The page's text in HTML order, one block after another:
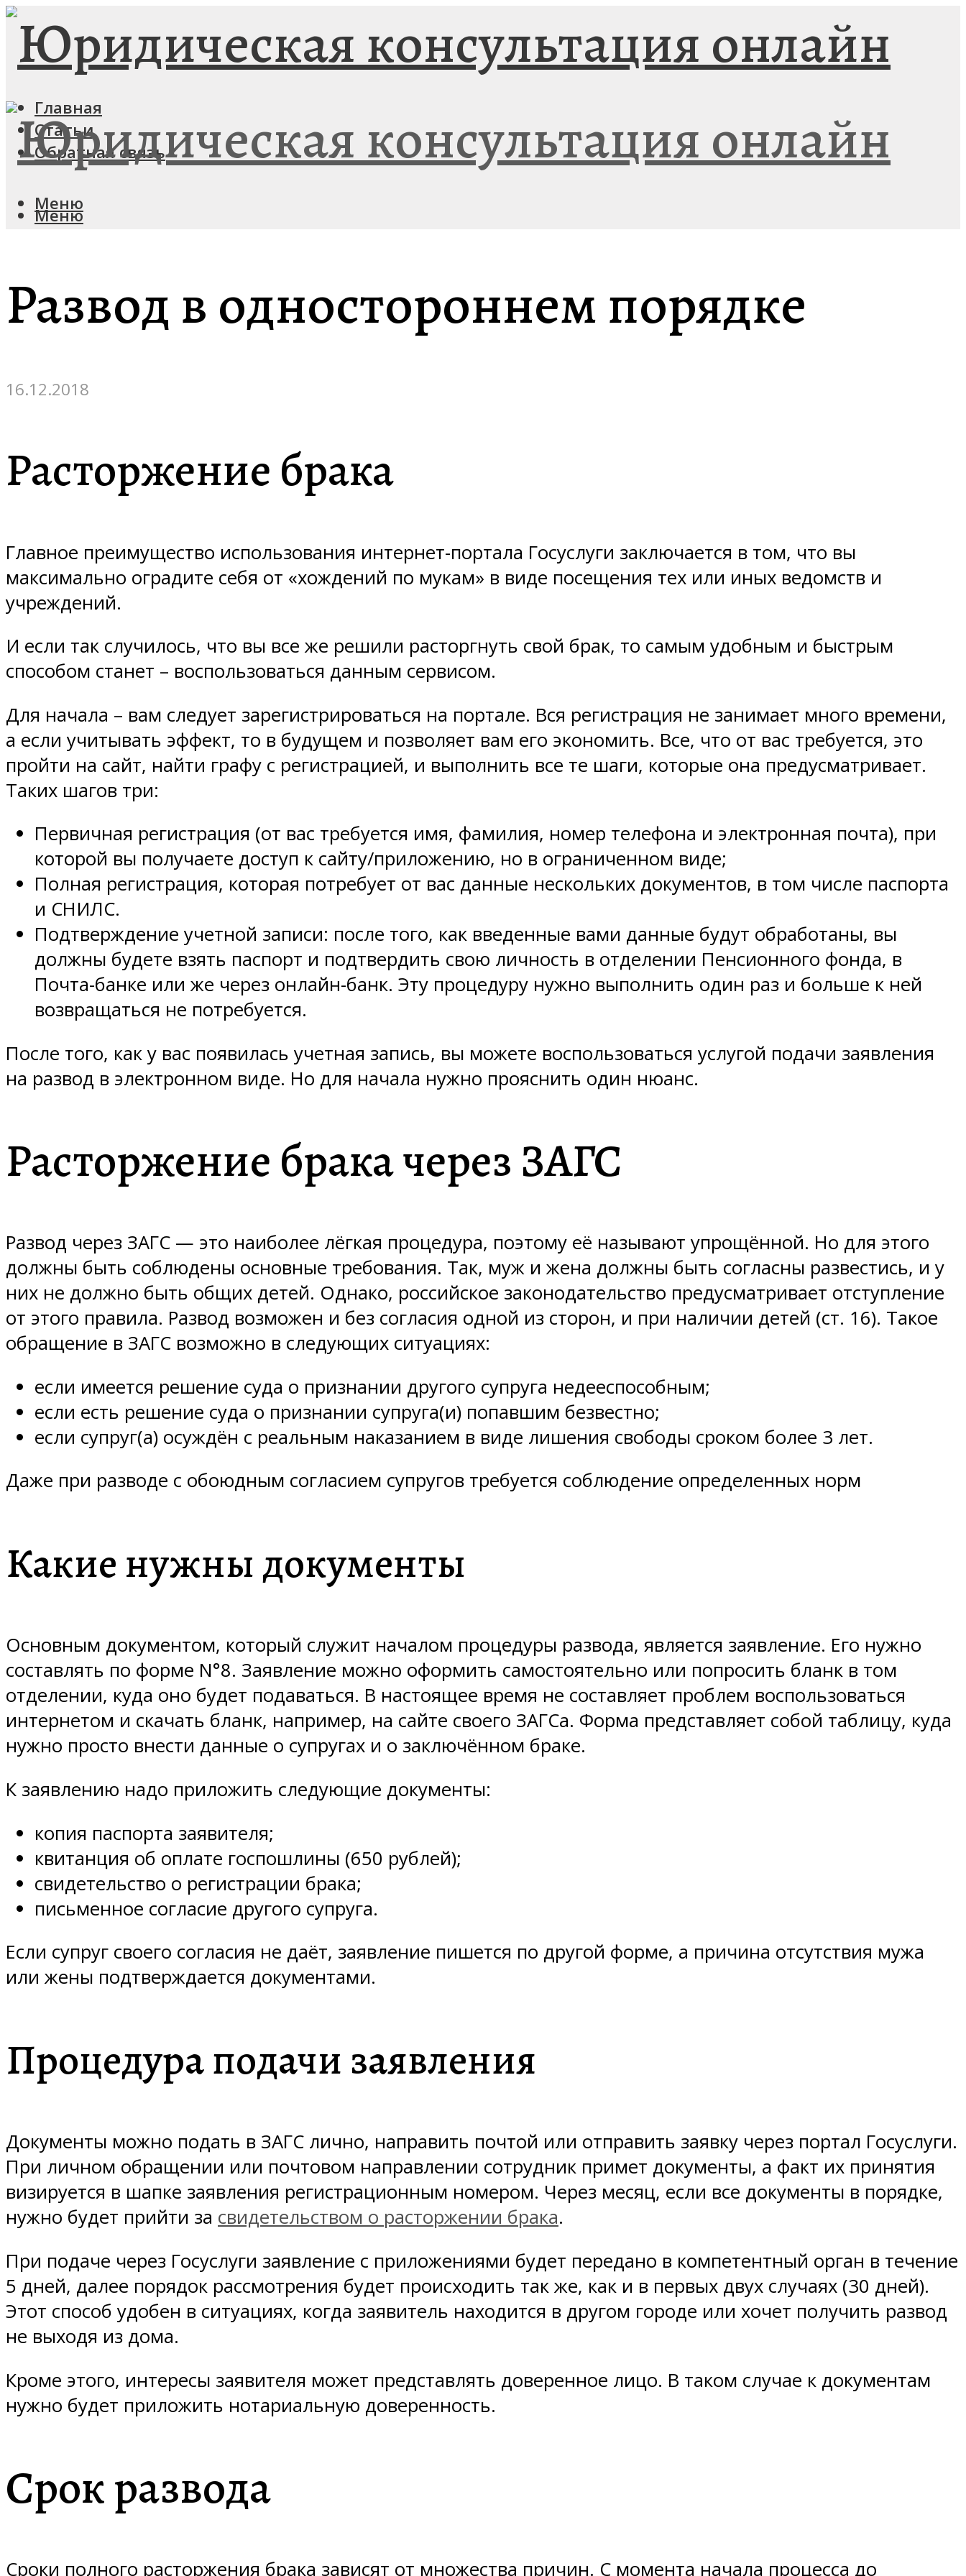
Главная
Статьи
Обратная связь
Меню
Меню
Развод в одностороннем порядке
16.12.2018
Расторжение брака
Главное преимущество использования интернет-портала Госуслуги заключается в том, что вы
максимально оградите себя от «хождений по мукам» в виде посещения тех или иных ведомств и
учреждений.
И если так случилось, что вы все же решили расторгнуть свой брак, то самым удобным и быстрым
способом станет – воспользоваться данным сервисом.
Для начала – вам следует зарегистрироваться на портале. Вся регистрация не занимает много времени,
а если учитывать эффект, то в будущем и позволяет вам его экономить. Все, что от вас требуется, это
пройти на сайт, найти графу с регистрацией, и выполнить все те шаги, которые она предусматривает.
Таких шагов три:
Первичная регистрация (от вас требуется имя, фамилия, номер телефона и электронная почта), при
которой вы получаете доступ к сайту/приложению, но в ограниченном виде;
Полная регистрация, которая потребует от вас данные нескольких документов, в том числе паспорта
и СНИЛС.
Подтверждение учетной записи: после того, как введенные вами данные будут обработаны, вы
должны будете взять паспорт и подтвердить свою личность в отделении Пенсионного фонда, в
Почта-банке или же через онлайн-банк. Эту процедуру нужно выполнить один раз и больше к ней
возвращаться не потребуется.
После того, как у вас появилась учетная запись, вы можете воспользоваться услугой подачи заявления
на развод в электронном виде. Но для начала нужно прояснить один нюанс.
Расторжение брака через ЗАГС
Развод через ЗАГС — это наиболее лёгкая процедура, поэтому её называют упрощённой. Но для этого
должны быть соблюдены основные требования. Так, муж и жена должны быть согласны развестись, и у
них не должно быть общих детей. Однако, российское законодательство предусматривает отступление
от этого правила. Развод возможен и без согласия одной из сторон, и при наличии детей (ст. 16). Такое
обращение в ЗАГС возможно в следующих ситуациях:
если имеется решение суда о признании другого супруга недееспособным;
если есть решение суда о признании супруга(и) попавшим безвестно;
если супруг(а) осуждён с реальным наказанием в виде лишения свободы сроком более 3 лет.
Даже при разводе с обоюдным согласием супругов требуется соблюдение определенных норм
Какие нужны документы
Основным документом, который служит началом процедуры развода, является заявление. Его нужно
составлять по форме N°8. Заявление можно оформить самостоятельно или попросить бланк в том
отделении, куда оно будет подаваться. В настоящее время не составляет проблем воспользоваться
интернетом и скачать бланк, например, на сайте своего ЗАГСа. Форма представляет собой таблицу, куда
нужно просто внести данные о супругах и о заключённом браке.
К заявлению надо приложить следующие документы:
копия паспорта заявителя;
квитанция об оплате госпошлины (650 рублей);
свидетельство о регистрации брака;
письменное согласие другого супруга.
Если супруг своего согласия не даёт, заявление пишется по другой форме, а причина отсутствия мужа
или жены подтверждается документами.
Процедура подачи заявления
Документы можно подать в ЗАГС лично, направить почтой или отправить заявку через портал Госуслуги.
При личном обращении или почтовом направлении сотрудник примет документы, а факт их принятия
визируется в шапке заявления регистрационным номером. Через месяц, если все документы в порядке,
нужно будет прийти за свидетельством о расторжении брака.
При подаче через Госуслуги заявление с приложениями будет передано в компетентный орган в течение
5 дней, далее порядок рассмотрения будет происходить так же, как и в первых двух случаях (30 дней).
Этот способ удобен в ситуациях, когда заявитель находится в другом городе или хочет получить развод
не выходя из дома.
Кроме этого, интересы заявителя может представлять доверенное лицо. В таком случае к документам
нужно будет приложить нотариальную доверенность.
Срок развода
Сроки полного расторжения брака зависят от множества причин. С момента начала процесса до